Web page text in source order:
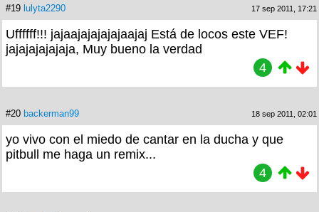
#19 lulyta2290 17 sep 2011, 17:21
Uffffff!!! jajaajajajajajaajaj Está de locos este VEF!
jajajajajajaja, Muy bueno la verdad
4
#20 backerman99 18 sep 2011, 02:01
yo vivo con el miedo de cantar en la ducha y que
pitbull me haga un remix...
4